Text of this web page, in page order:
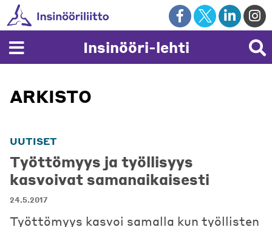
Skip
to
content
Insinööri-lehti
ARKISTO
UUTISET
Työttömyys ja työllisyys
kasvoivat samanaikaisesti
24.5.2017
Työttömyys kasvoi samalla kun työllisten